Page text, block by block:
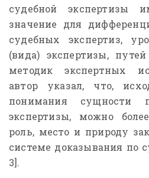
судебной экспертизы
значение для
судебных экспертиз,
(вида) экспертизы,
методик экспертных
автор указал, что,
понимания сущности
экспертизы, можно
роль, место и природу
системе доказывания по
3].